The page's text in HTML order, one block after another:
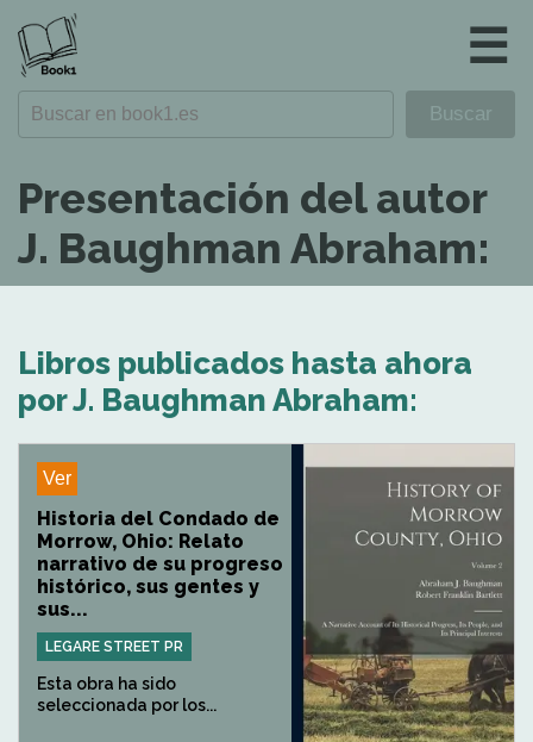
☰
Presentación del autor
J. Baughman Abraham:
Libros publicados hasta ahora
por J. Baughman Abraham:
Ver
Historia del Condado de
Morrow, Ohio: Relato
narrativo de su progreso
histórico, sus gentes y
sus...
LEGARE STREET PR
Esta obra ha sido
seleccionada por los...